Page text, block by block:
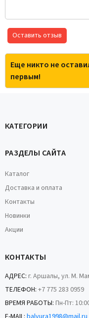
Оставить отзыв
Еще никто не
первым!
КАТЕГОРИИ
РАЗДЕЛЫ САЙТА
Каталог
Доставка и оплата
Контакты
Новинки
Акции
КОНТАКТЫ
АДРЕС: г. Аршалы, ул. М.
ТЕЛЕФОН: +7 775 283 0959
ВРЕМЯ РАБОТЫ: Пн-Пт: